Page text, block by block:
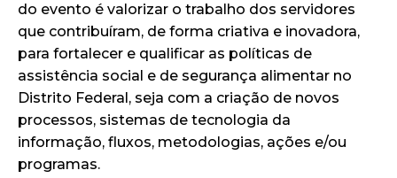
do evento é valorizar o trabalho dos servidores
que contribuíram, de forma criativa e inovadora,
para fortalecer e qualificar as políticas de
assistência social e de segurança alimentar no
Distrito Federal, seja com a criação de novos
processos, sistemas de tecnologia da
informação, fluxos, metodologias, ações e/ou
programas.